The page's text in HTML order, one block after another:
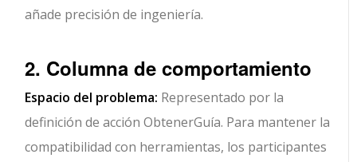
añade precisión de ingeniería.
2. Columna de comportamiento
Espacio del problema: Representado por la
definición de acción ObtenerGuía. Para mantener la
compatibilidad con herramientas, los participantes